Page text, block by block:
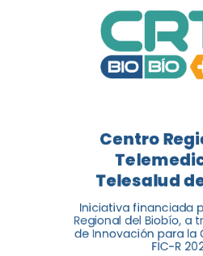
DE
El Centro
Telemedicina y
Biobío presenta
tres años
digital a los
Centro
Telesalud
Iniciativa financiada
Regional del Biobío, a
de Innovación para
FIC-R